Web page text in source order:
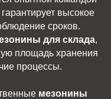
высокое
сроков.
для склада,
площадь хранения
процессы.
мезонины